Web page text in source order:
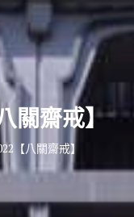
關齋戒】
【八關齋戒】